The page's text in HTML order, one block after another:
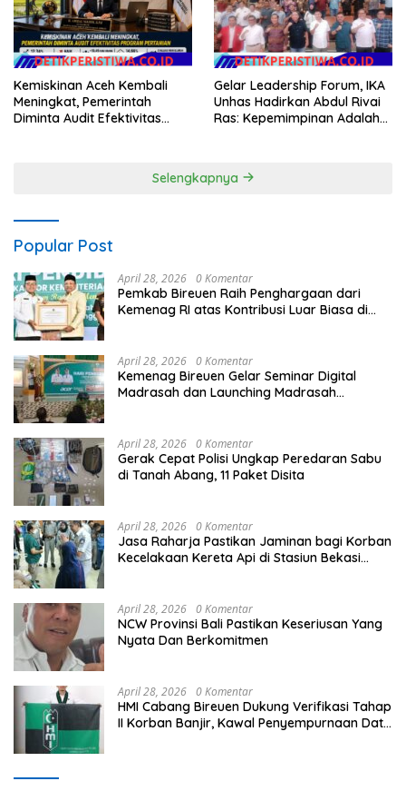
Kemiskinan Aceh Kembali
Meningkat, Pemerintah
Diminta Audit Efektivitas
Gelar Leadership Forum, IKA
Unhas Hadirkan Abdul Rivai
Ras: Kepemimpinan Adalah
Selengkapnya
Popular Post
April 28, 2026 0 Komentar
Pemkab Bireuen Raih Penghargaan dari
Kemenag RI atas Kontribusi Luar Biasa di
April 28, 2026 0 Komentar
Kemenag Bireuen Gelar Seminar Digital
Madrasah dan Launching Madrasah
April 28, 2026 0 Komentar
Gerak Cepat Polisi Ungkap Peredaran Sabu
di Tanah Abang, 11 Paket Disita
April 28, 2026 0 Komentar
Jasa Raharja Pastikan Jaminan bagi Korban
Kecelakaan Kereta Api di Stasiun Bekasi
April 28, 2026 0 Komentar
NCW Provinsi Bali Pastikan Keseriusan Yang
Nyata Dan Berkomitmen
April 28, 2026 0 Komentar
HMI Cabang Bireuen Dukung Verifikasi Tahap
II Korban Banjir, Kawal Penyempurnaan Data